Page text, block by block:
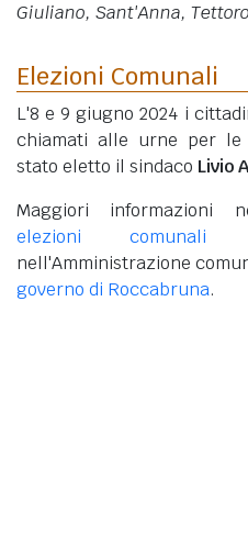
Giuliano, Sant'Anna,
Elezioni Comunali
L'8 e 9 giugno 2024 i
chiamati alle urne per
stato eletto il sindaco Livio
Maggiori informazioni
elezioni comunali
nell'Amministrazione
governo di Roccabruna.